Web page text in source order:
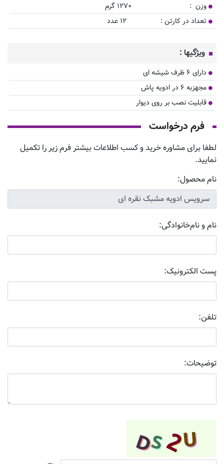
وزن : ۱۲۷۰ گرم
تعداد در کارتن : ۱۲ عدد
ویژگیها :
دارای ۶ ظرف شیشه ای
مجهزبه ۶ در ادویه پاش
قابلیت نصب بر روی دیوار
فرم درخواست
لطفا برای مشاوره خرید و کسب اطلاعات بیشتر فرم زیر را تکمیل
نمایید.
نام محصول:
نام و نام‌خانوادگی:
پست الکترونیک:
تلفن:
توضیحات: